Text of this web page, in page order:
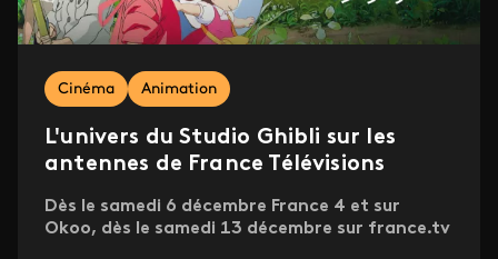
Cinéma Animation
L'univers du Studio Ghibli sur les
antennes de France Télévisions
Dès le samedi 6 décembre France 4 et sur
Okoo, dès le samedi 13 décembre sur france.tv